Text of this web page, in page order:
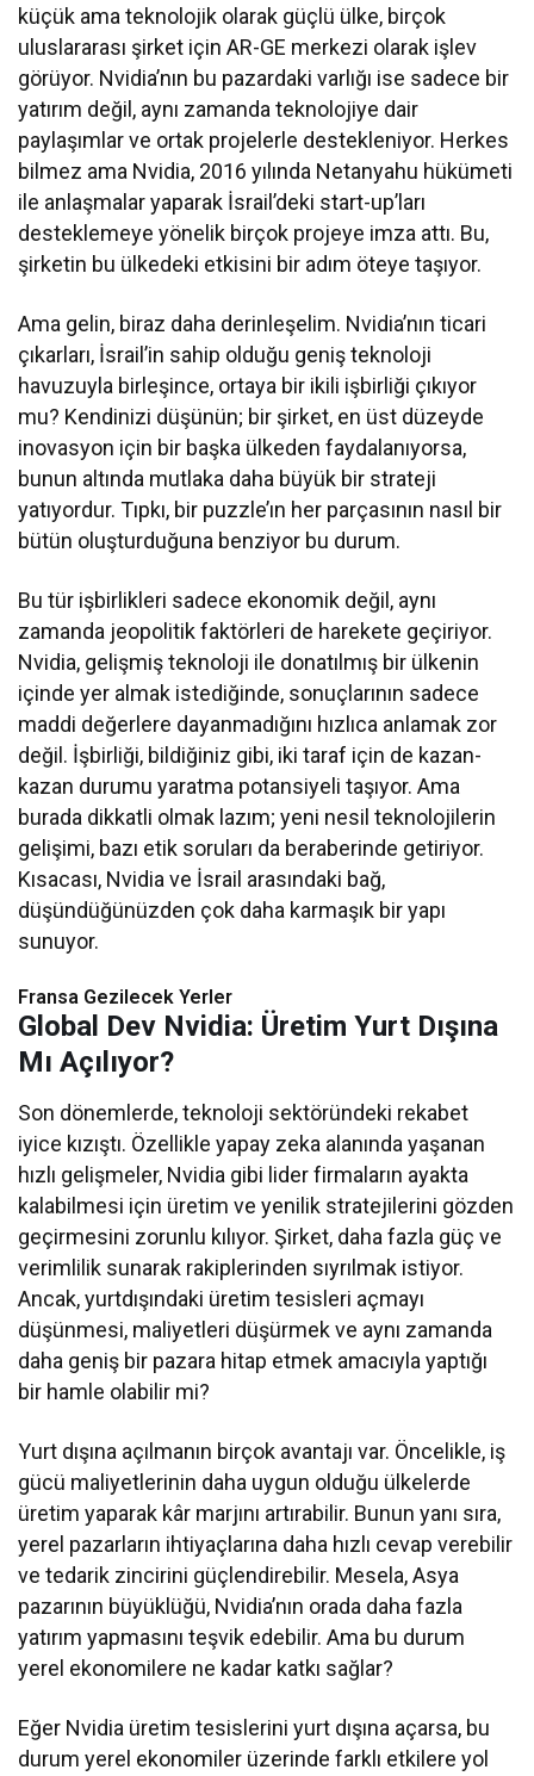
küçük ama teknolojik olarak güçlü ülke, birçok
uluslararası şirket için AR-GE merkezi olarak işlev
görüyor. Nvidia’nın bu pazardaki varlığı ise sadece bir
yatırım değil, aynı zamanda teknolojiye dair
paylaşımlar ve ortak projelerle destekleniyor. Herkes
bilmez ama Nvidia, 2016 yılında Netanyahu hükümeti
ile anlaşmalar yaparak İsrail’deki start-up’ları
desteklemeye yönelik birçok projeye imza attı. Bu,
şirketin bu ülkedeki etkisini bir adım öteye taşıyor.
Ama gelin, biraz daha derinleşelim. Nvidia’nın ticari
çıkarları, İsrail’in sahip olduğu geniş teknoloji
havuzuyla birleşince, ortaya bir ikili işbirliği çıkıyor
mu? Kendinizi düşünün; bir şirket, en üst düzeyde
inovasyon için bir başka ülkeden faydalanıyorsa,
bunun altında mutlaka daha büyük bir strateji
yatıyordur. Tıpkı, bir puzzle’ın her parçasının nasıl bir
bütün oluşturduğuna benziyor bu durum.
Bu tür işbirlikleri sadece ekonomik değil, aynı
zamanda jeopolitik faktörleri de harekete geçiriyor.
Nvidia, gelişmiş teknoloji ile donatılmış bir ülkenin
içinde yer almak istediğinde, sonuçlarının sadece
maddi değerlere dayanmadığını hızlıca anlamak zor
değil. İşbirliği, bildiğiniz gibi, iki taraf için de kazan-
kazan durumu yaratma potansiyeli taşıyor. Ama
burada dikkatli olmak lazım; yeni nesil teknolojilerin
gelişimi, bazı etik soruları da beraberinde getiriyor.
Kısacası, Nvidia ve İsrail arasındaki bağ,
düşündüğünüzden çok daha karmaşık bir yapı
sunuyor.
Fransa Gezilecek Yerler
Global Dev Nvidia: Üretim Yurt Dışına
Mı Açılıyor?
Son dönemlerde, teknoloji sektöründeki rekabet
iyice kızıştı. Özellikle yapay zeka alanında yaşanan
hızlı gelişmeler, Nvidia gibi lider firmaların ayakta
kalabilmesi için üretim ve yenilik stratejilerini gözden
geçirmesini zorunlu kılıyor. Şirket, daha fazla güç ve
verimlilik sunarak rakiplerinden sıyrılmak istiyor.
Ancak, yurtdışındaki üretim tesisleri açmayı
düşünmesi, maliyetleri düşürmek ve aynı zamanda
daha geniş bir pazara hitap etmek amacıyla yaptığı
bir hamle olabilir mi?
Yurt dışına açılmanın birçok avantajı var. Öncelikle, iş
gücü maliyetlerinin daha uygun olduğu ülkelerde
üretim yaparak kâr marjını artırabilir. Bunun yanı sıra,
yerel pazarların ihtiyaçlarına daha hızlı cevap verebilir
ve tedarik zincirini güçlendirebilir. Mesela, Asya
pazarının büyüklüğü, Nvidia’nın orada daha fazla
yatırım yapmasını teşvik edebilir. Ama bu durum
yerel ekonomilere ne kadar katkı sağlar?
Eğer Nvidia üretim tesislerini yurt dışına açarsa, bu
durum yerel ekonomiler üzerinde farklı etkilere yol